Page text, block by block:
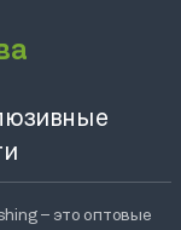
– это оптовые